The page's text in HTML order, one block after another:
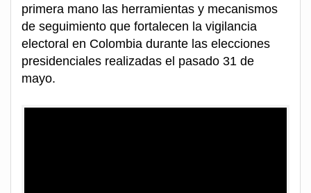
primera mano las herramientas y mecanismos
de seguimiento que fortalecen la vigilancia
electoral en Colombia durante las elecciones
presidenciales realizadas el pasado 31 de
mayo.